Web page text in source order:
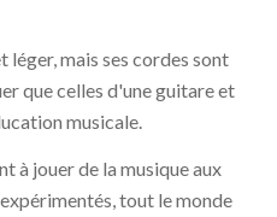
mais ses cordes sont
que celles d'une guitare et
musicale.
à jouer de la musique aux
tout le monde